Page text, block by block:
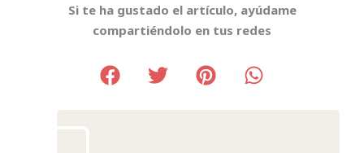
Si te ha gustado el artículo, ayúdame
compartiéndolo en tus redes